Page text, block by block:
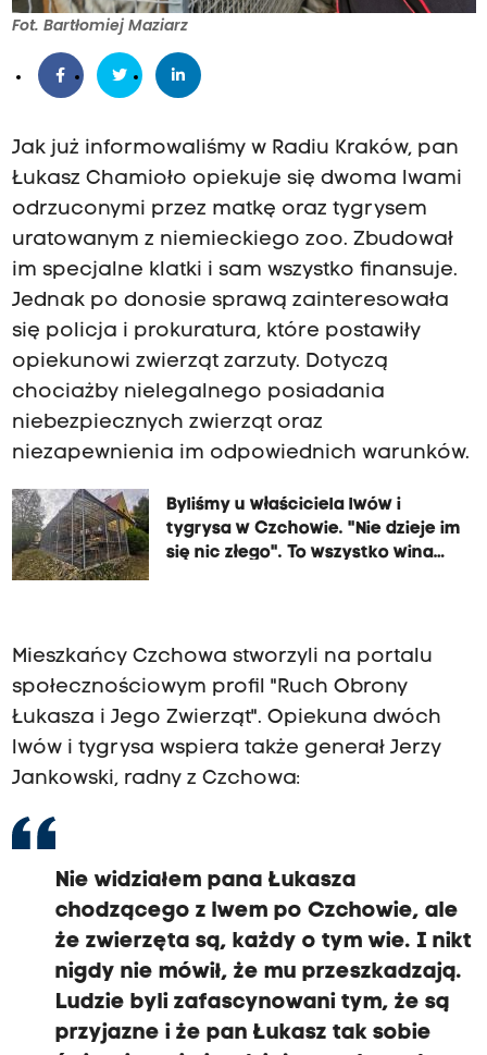
Fot. Bartłomiej Maziarz
Jak już informowaliśmy w Radiu Kraków, pan
Łukasz Chamioło opiekuje się dwoma lwami
odrzuconymi przez matkę oraz tygrysem
uratowanym z niemieckiego zoo. Zbudował
im specjalne klatki i sam wszystko finansuje.
Jednak po donosie sprawą zainteresowała
się policja i prokuratura, które postawiły
opiekunowi zwierząt zarzuty. Dotyczą
chociażby nielegalnego posiadania
niebezpiecznych zwierząt oraz
niezapewnienia im odpowiednich warunków.
Byliśmy u właściciela lwów i
tygrysa w Czchowie. "Nie dzieje im
się nic złego". To wszystko wina
Mieszkańcy Czchowa stworzyli na portalu
społecznościowym profil "Ruch Obrony
Łukasza i Jego Zwierząt". Opiekuna dwóch
lwów i tygrysa wspiera także generał Jerzy
Jankowski, radny z Czchowa:
Nie widziałem pana Łukasza
chodzącego z lwem po Czchowie, ale
że zwierzęta są, każdy o tym wie. I nikt
nigdy nie mówił, że mu przeszkadzają.
Ludzie byli zafascynowani tym, że są
przyjazne i że pan Łukasz tak sobie